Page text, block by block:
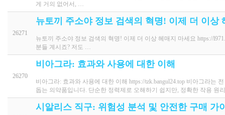
게 거의 없어서, …
26271
뉴토끼 주소야 정보 검색의 혁명! 이제 더 이상
뉴토끼 주소야 정보 검색의 혁명! 이제 더 이상 헤매지 마세요 https://
분들 계시죠? 저도 …
26270
비아그라: 효과와 사용에 대한 이해
비아그라: 효과와 사용에 대한 이해 https://tzk.bangul24.top 비아그라
돕는 의약품입니다. 단순한 정력제로 오해하기 쉽지만, 정확한 작용 원
시알리스 직구: 위험성 분석 및 안전한 구매 가